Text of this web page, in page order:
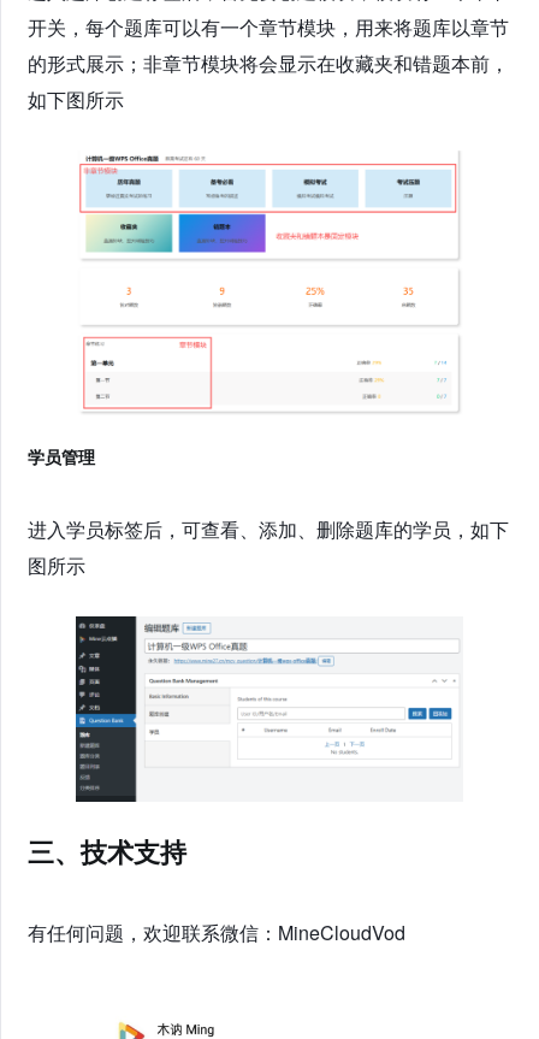
开关，每个题库可以有一个章节模块，用来将题库以章节
的形式展示；非章节模块将会显示在收藏夹和错题本前，
如下图所示
学员管理
进入学员标签后，可查看、添加、删除题库的学员，如下
图所示
三、技术支持
有任何问题，欢迎联系微信：MineCloudVod